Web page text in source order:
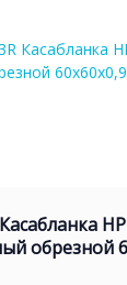
обрезной